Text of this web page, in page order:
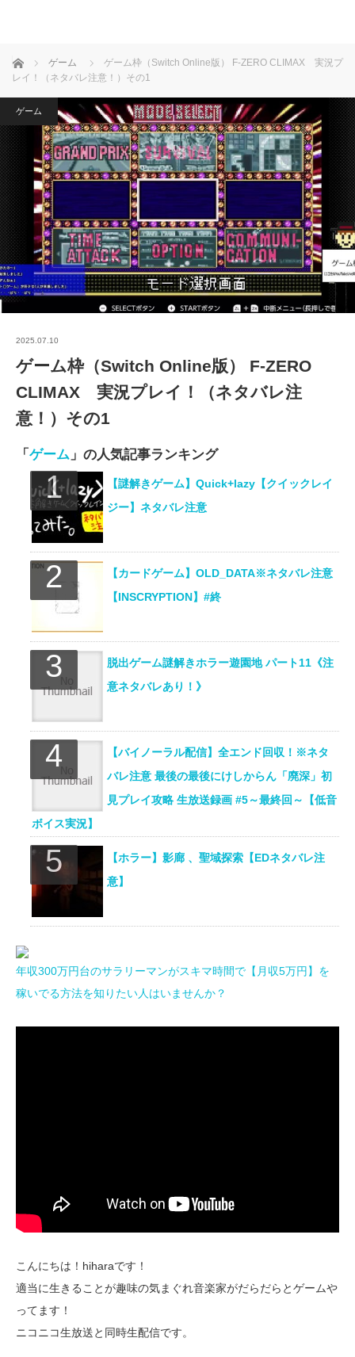
ホーム ゲーム
ゲーム枠（Switch Online版） F-ZERO CLIMAX 実況プ
レイ！（ネタバレ注意！）その1
ゲーム
2025.07.10
ゲーム枠（Switch Online版） F-ZERO
CLIMAX 実況プレイ！（ネタバレ注
意！）その1
「 ゲーム 」の人気記事ランキング
【謎解きゲーム】Quick+lazy【クイックレイ
ジー】ネタバレ注意
【カードゲーム】OLD_DATA※ネタバレ注意
【INSCRYPTION】#終
脱出ゲーム謎解きホラー遊園地 パート11《注
意ネタバレあり！》
【バイノーラル配信】全エンド回収！※ネタ
バレ注意 最後の最後にけしからん「廃深」初
見プレイ攻略 生放送録画 #5～最終回～【低音
ボイス実況】
【ホラー】影廊 、聖域探索【EDネタバレ注
意】
年収300万円台のサラリーマンがスキマ時間で【月収5万円】を
稼いでる方法を知りたい人はいませんか？
こんにちは！hiharaです！
適当に生きることが趣味の気まぐれ音楽家がだらだらとゲームや
ってます！
ニコニコ生放送と同時生配信です。